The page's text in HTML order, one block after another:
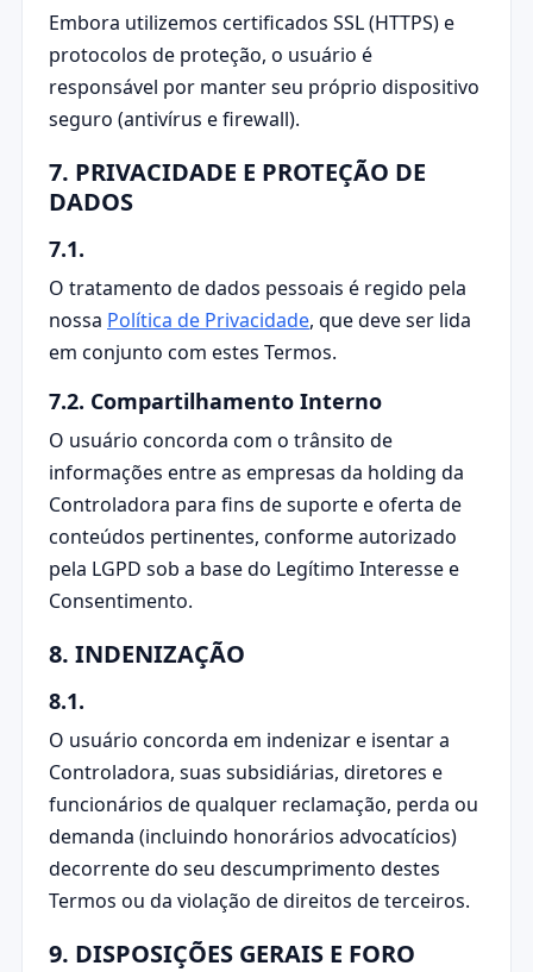
Embora utilizemos certificados SSL (HTTPS) e
protocolos de proteção, o usuário é
responsável por manter seu próprio dispositivo
seguro (antivírus e firewall).
7. PRIVACIDADE E PROTEÇÃO DE
DADOS
7.1.
O tratamento de dados pessoais é regido pela
nossa Política de Privacidade, que deve ser lida
em conjunto com estes Termos.
7.2. Compartilhamento Interno
O usuário concorda com o trânsito de
informações entre as empresas da holding da
Controladora para fins de suporte e oferta de
conteúdos pertinentes, conforme autorizado
pela LGPD sob a base do Legítimo Interesse e
Consentimento.
8. INDENIZAÇÃO
8.1.
O usuário concorda em indenizar e isentar a
Controladora, suas subsidiárias, diretores e
funcionários de qualquer reclamação, perda ou
demanda (incluindo honorários advocatícios)
decorrente do seu descumprimento destes
Termos ou da violação de direitos de terceiros.
9. DISPOSIÇÕES GERAIS E FORO